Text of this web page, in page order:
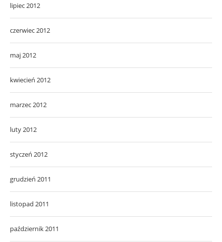
lipiec 2012
czerwiec 2012
maj 2012
kwiecień 2012
marzec 2012
luty 2012
styczeń 2012
grudzień 2011
listopad 2011
październik 2011